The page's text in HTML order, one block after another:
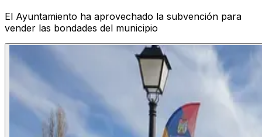
El Ayuntamiento ha aprovechado la subvención para
vender las bondades del municipio